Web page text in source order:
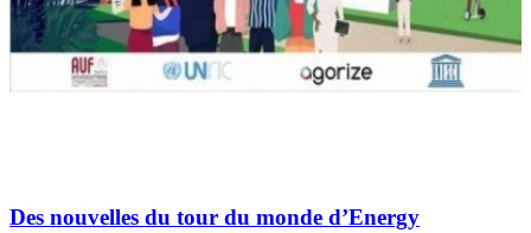
Des nouvelles du tour du monde d’Energy